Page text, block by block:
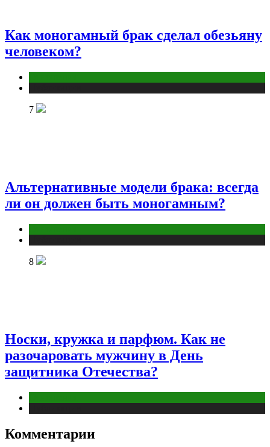
Как моногамный брак сделал обезьяну
человеком?
7
Альтернативные модели брака: всегда
ли он должен быть моногамным?
8
Носки, кружка и парфюм. Как не
разочаровать мужчину в День
защитника Отечества?
Комментарии